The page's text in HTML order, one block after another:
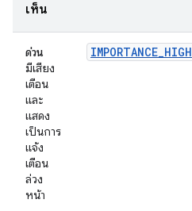
เห็น
ด่วน
มีเสียง
เตือน
และ
แสดง
เป็นการ
แจ้ง
เตือน
ล่วง
หน้า
IMPORTANCE_HIGH